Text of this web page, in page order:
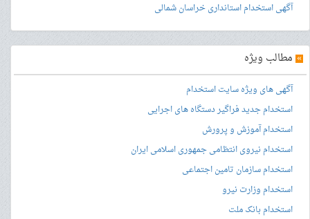
آگهی استخدام استانداری خراسان شمالی
» مطالب ویژه
آگهی های ویژه سایت استخدام
استخدام جدید فراگیر دستگاه های اجرایی
استخدام آموزش و پرورش
استخدام نیروی انتظامی جمهوری اسلامی ایران
استخدام سازمان تامین اجتماعی
استخدام وزارت نیرو
استخدام بانک ملت